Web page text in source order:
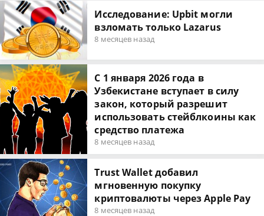
Исследование: Upbit могли
взломать только Lazarus
8 месяцев назад
С 1 января 2026 года в
Узбекистане вступает в силу
закон, который разрешит
использовать стейблкоины как
средство платежа
8 месяцев назад
Trust Wallet добавил
мгновенную покупку
криптовалюты через Apple Pay
8 месяцев назад